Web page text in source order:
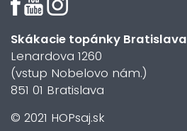
Skákacie topánky Bratislava
Lenardova 1260
(vstup Nobelovo nám.)
851 01 Bratislava
© 2021 HOPsaj.sk